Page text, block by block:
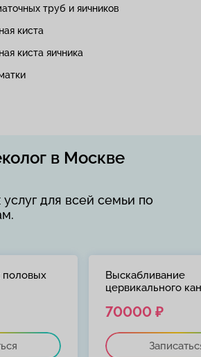
труб и яичников
киста
киста яичника
в Москве
для всей семьи по
половых
Выскабливание
цервикального
70000 ₽